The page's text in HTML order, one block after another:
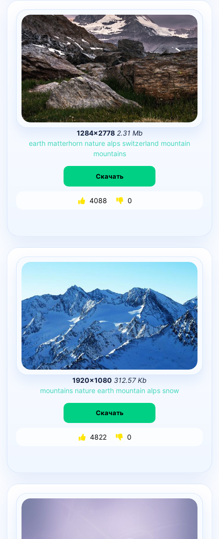
1284×2778 2.31 Mb
earth matterhorn nature alps switzerland mountain
mountains
Скачать
4088 0
1920×1080 312.57 Kb
mountains nature earth mountain alps snow
Скачать
4822 0